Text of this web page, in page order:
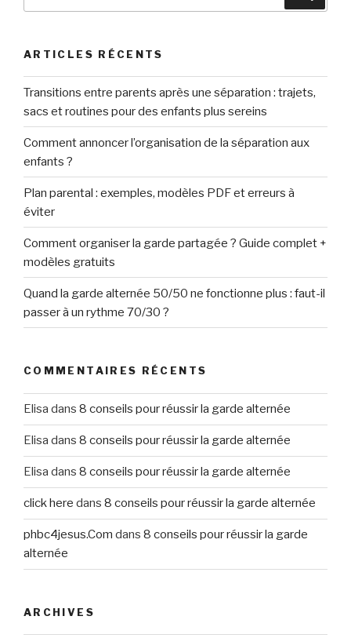
ARTICLES RÉCENTS
Transitions entre parents après une séparation : trajets,
sacs et routines pour des enfants plus sereins
Comment annoncer l’organisation de la séparation aux
enfants ?
Plan parental : exemples, modèles PDF et erreurs à
éviter
Comment organiser la garde partagée ? Guide complet +
modèles gratuits
Quand la garde alternée 50/50 ne fonctionne plus : faut-il
passer à un rythme 70/30 ?
COMMENTAIRES RÉCENTS
Elisa dans 8 conseils pour réussir la garde alternée
Elisa dans 8 conseils pour réussir la garde alternée
Elisa dans 8 conseils pour réussir la garde alternée
click here dans 8 conseils pour réussir la garde alternée
phbc4jesus.Com dans 8 conseils pour réussir la garde
alternée
ARCHIVES